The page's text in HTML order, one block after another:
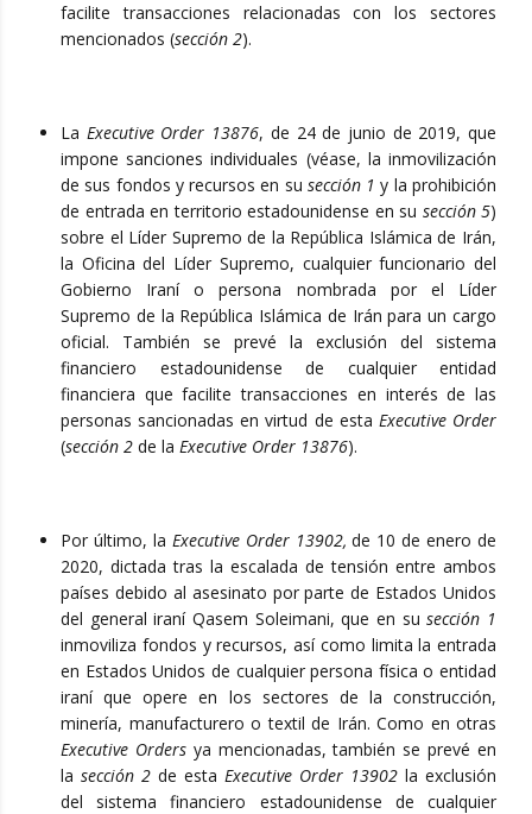
facilite transacciones relacionadas con los sectores
mencionados (sección 2).
La Executive Order 13876, de 24 de junio de 2019, que
impone sanciones individuales (véase, la inmovilización
de sus fondos y recursos en su sección 1 y la prohibición
de entrada en territorio estadounidense en su sección 5)
sobre el Líder Supremo de la República Islámica de Irán,
la Oficina del Líder Supremo, cualquier funcionario del
Gobierno Iraní o persona nombrada por el Líder
Supremo de la República Islámica de Irán para un cargo
oficial. También se prevé la exclusión del sistema
financiero estadounidense de cualquier entidad
financiera que facilite transacciones en interés de las
personas sancionadas en virtud de esta Executive Order
(sección 2 de la Executive Order 13876).
Por último, la Executive Order 13902,de 10 de enero de
2020, dictada tras la escalada de tensión entre ambos
países debido al asesinato por parte de Estados Unidos
del general iraní Qasem Soleimani, que en susección 1
inmoviliza fondos y recursos, así como limita la entrada
en Estados Unidos de cualquier persona física o entidad
iraní que opere en los sectores de la construcción,
minería, manufacturero o textil de Irán. Como en otras
Executive Ordersya mencionadas, también se prevé en
la sección 2 de esta Executive Order 13902 la exclusión
del sistema financiero estadounidense de cualquier